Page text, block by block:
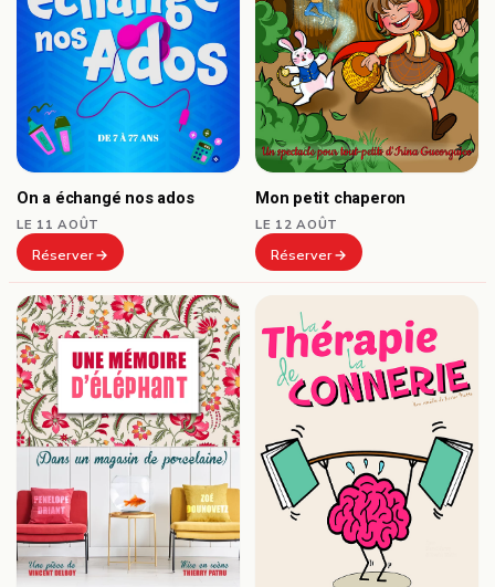
On a échangé nos ados
LE 11 AOÛT
Réserver
Mon petit chaperon
LE 12 AOÛT
Réserver